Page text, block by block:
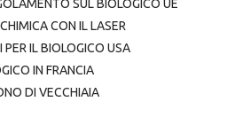
SUL BIOLOGICO UE
CON IL LASER
IL BIOLOGICO USA
IN FRANCIA
DI VECCHIAIA